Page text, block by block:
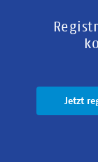
Jetzt